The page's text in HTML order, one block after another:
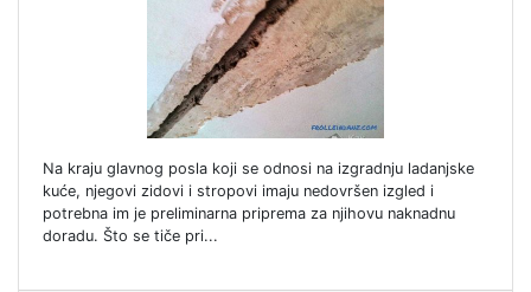
Na kraju glavnog posla koji se odnosi na izgradnju ladanjske
kuće, njegovi zidovi i stropovi imaju nedovršen izgled i
potrebna im je preliminarna priprema za njihovu naknadnu
doradu. Što se tiče pri...